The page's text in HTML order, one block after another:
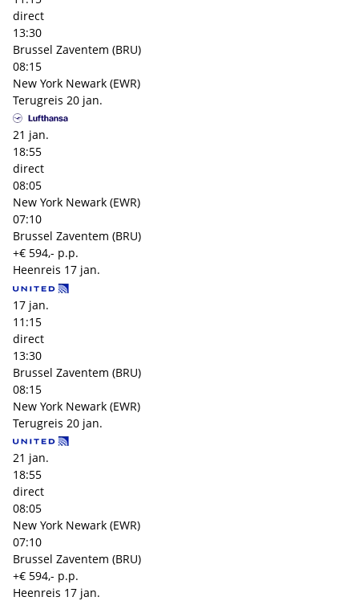
direct
13:30
Brussel Zaventem (BRU)
08:15
New York Newark (EWR)
Terugreis 20 jan.
21 jan.
18:55
direct
08:05
New York Newark (EWR)
07:10
Brussel Zaventem (BRU)
+€ 594,- p.p.
Heenreis 17 jan.
17 jan.
11:15
direct
13:30
Brussel Zaventem (BRU)
08:15
New York Newark (EWR)
Terugreis 20 jan.
21 jan.
18:55
direct
08:05
New York Newark (EWR)
07:10
Brussel Zaventem (BRU)
+€ 594,- p.p.
Heenreis 17 jan.